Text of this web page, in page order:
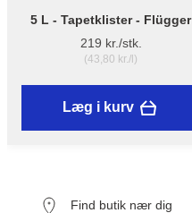
5 L - Tapetklister - Flügger
Adhesive 290
219 kr./stk.
(43,80 kr./l)
Læg i kurv
Find butik nær dig